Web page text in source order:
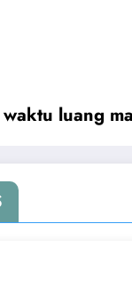
luang